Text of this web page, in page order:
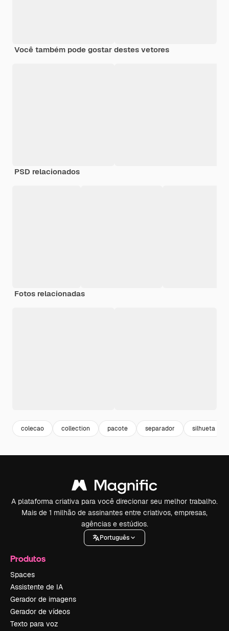
Você também pode gostar destes vetores
PSD relacionados
Fotos relacionadas
colecao collection pacote separador silhueta
A plataforma criativa para você direcionar seu melhor trabalho.
Mais de 1 milhão de assinantes entre criativos, empresas,
agências e estúdios.
Português
Produtos
Spaces
Assistente de IA
Gerador de imagens
Gerador de vídeos
Texto para voz